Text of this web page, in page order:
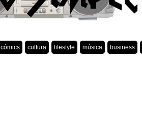
cómics cultura lifestyle música business